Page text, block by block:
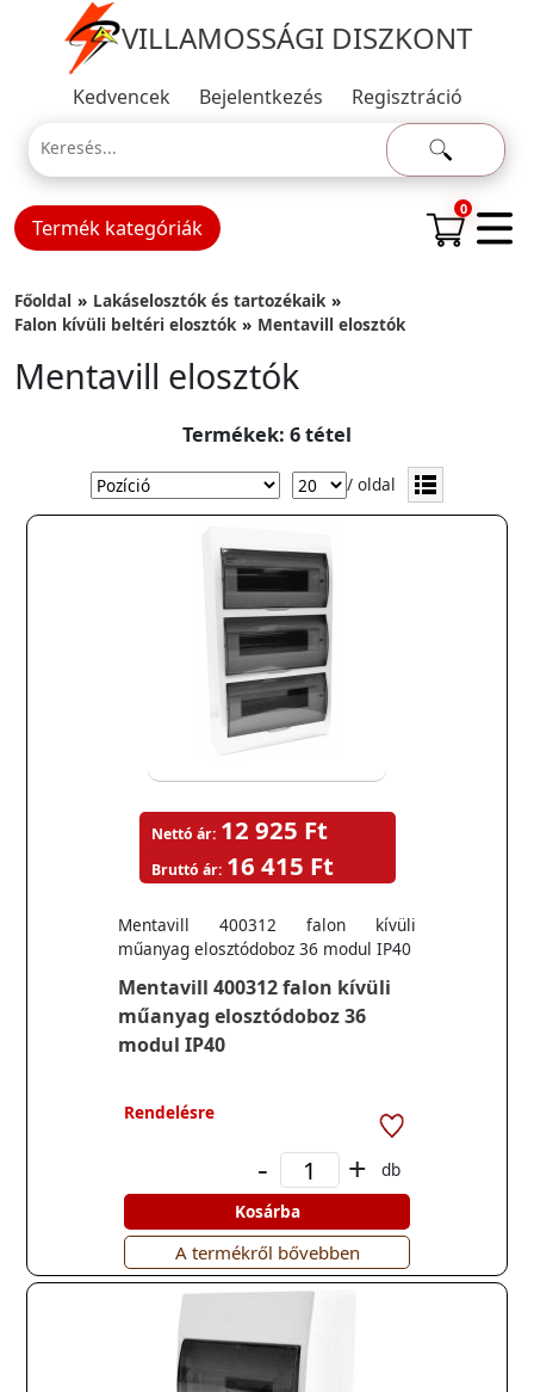
VILLAMOSSÁGI DISZKONT
Kedvencek Bejelentkezés Regisztráció
Termék kategóriák
0
Főoldal
Lakáselosztók és tartozékaik
Falon kívüli beltéri elosztók
Mentavill elosztók
Mentavill elosztók
Termékek: 6 tétel
/ oldal
Mentavill 400312 falon kívüli
műanyag elosztódoboz 36
modul IP40
Mentavill 400312 falon kívüli
műanyag elosztódoboz 36 modul IP40
Nettó ár: 12 925 Ft
Bruttó ár: 16 415 Ft
Rendelésre
- +
db
Kosárba
A termékről bővebben